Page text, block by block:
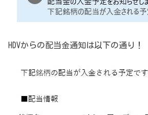
HDVからの配当金通知は以下の通り！